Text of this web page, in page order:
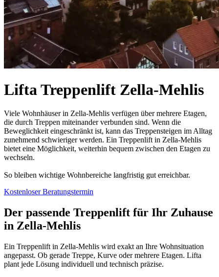
Lifta Treppenlift Zella-Mehlis
Viele Wohnhäuser in Zella-Mehlis verfügen über mehrere Etagen,
die durch Treppen miteinander verbunden sind. Wenn die
Beweglichkeit eingeschränkt ist, kann das Treppensteigen im Alltag
zunehmend schwieriger werden. Ein Treppenlift in Zella-Mehlis
bietet eine Möglichkeit, weiterhin bequem zwischen den Etagen zu
wechseln.
So bleiben wichtige Wohnbereiche langfristig gut erreichbar.
Kostenloser Beratungstermin
Der passende Treppenlift für Ihr Zuhause
in Zella-Mehlis
Ein Treppenlift in Zella-Mehlis wird exakt an Ihre Wohnsituation
angepasst. Ob gerade Treppe, Kurve oder mehrere Etagen. Lifta
plant jede Lösung individuell und technisch präzise.